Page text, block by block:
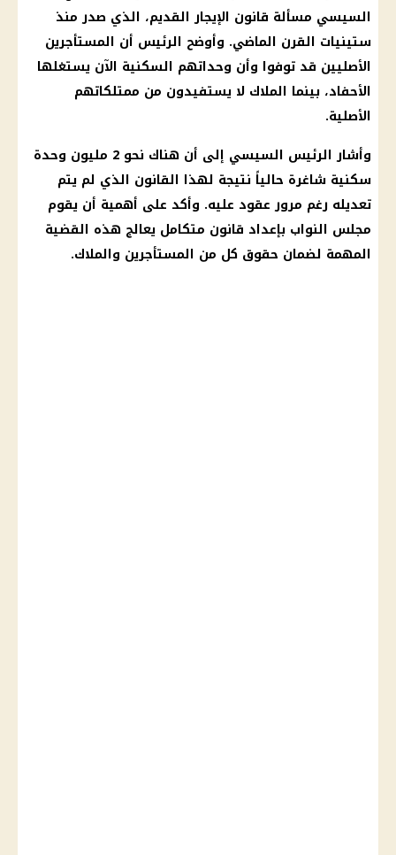
السيسي مسألة قانون الإيجار القديم، الذي صدر منذ
ستينيات القرن الماضي. وأوضح الرئيس أن المستأجرين
الأصليين قد توفوا وأن وحداتهم السكنية الآن يستغلها
الأحفاد، بينما الملاك لا يستفيدون من ممتلكاتهم
الأصلية.
وأشار الرئيس السيسي إلى أن هناك نحو 2 مليون وحدة
سكنية شاغرة حالياً نتيجة لهذا القانون الذي لم يتم
تعديله رغم مرور عقود عليه. وأكد على أهمية أن يقوم
مجلس النواب بإعداد قانون متكامل يعالج هذه القضية
المهمة لضمان حقوق كل من المستأجرين والملاك.